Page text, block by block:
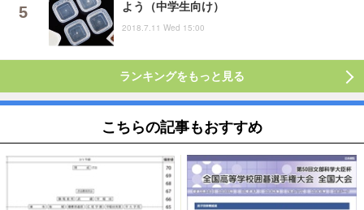
よう（中学生向け）
2018.7.11 Wed 15:00
ランキングをもっと見る
こちらの記事もおすすめ